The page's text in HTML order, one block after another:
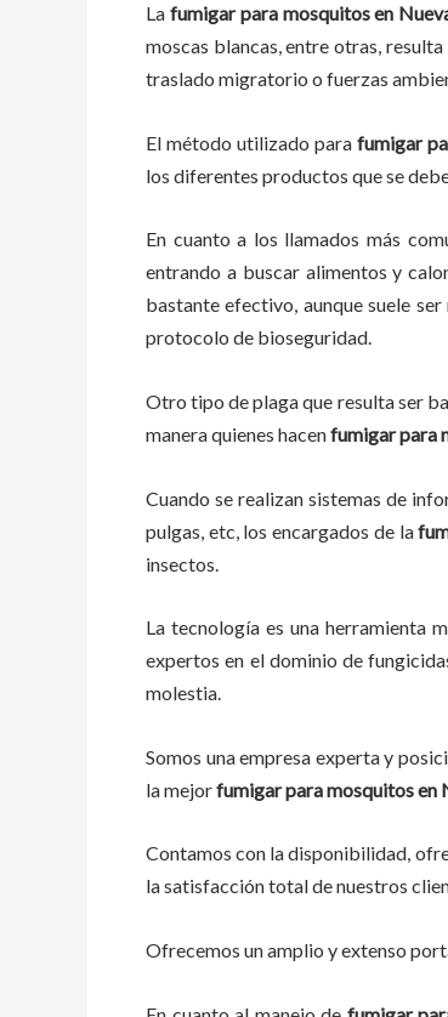
La fumigar para mosquitos en
moscas blancas, entre otras,
traslado migratorio o fuerzas
El método utilizado para fumigar
los diferentes productos que se
En cuanto a los llamados más
entrando a buscar alimentos y
bastante efectivo, aunque suele
protocolo de bioseguridad.
Otro tipo de plaga que resulta ser
manera quienes hacenfumigar para
Cuando se realizan sistemas de
pulgas, etc, los encargados de la
insectos.
La tecnología es una herramienta
expertos en el dominio de
molestia.
Somos una empresa experta y
la mejorfumigar para mosquitos en
Contamos con la disponibilidad,
la satisfacción total de nuestros
Ofrecemos un amplio y extenso